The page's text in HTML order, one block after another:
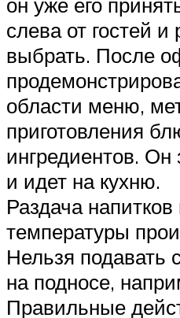
слева от гостей и
выбрать. После
области меню,
приготовления
ингредиентов. Он
и идет на кухню.
Раздача
температуры
Нельзя подавать
на подносе,
Правильные